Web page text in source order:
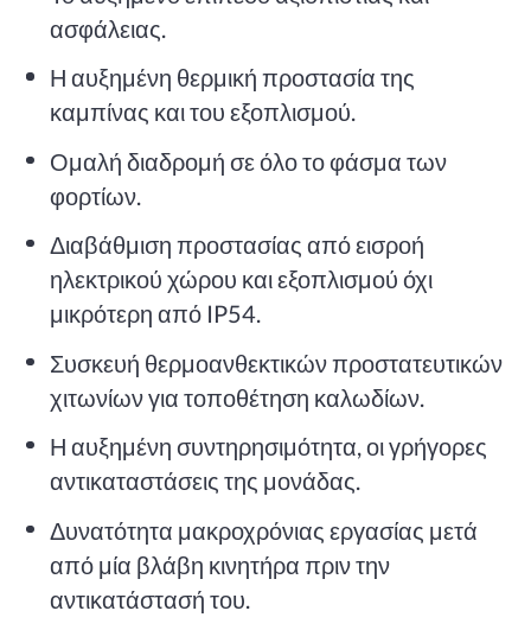
ασφάλειας.
Η αυξημένη θερμική προστασία της
καμπίνας και του εξοπλισμού.
Ομαλή διαδρομή σε όλο το φάσμα των
φορτίων.
Διαβάθμιση προστασίας από εισροή
ηλεκτρικού χώρου και εξοπλισμού όχι
μικρότερη από IP54.
Συσκευή θερμοανθεκτικών προστατευτικών
χιτωνίων για τοποθέτηση καλωδίων.
Η αυξημένη συντηρησιμότητα, οι γρήγορες
αντικαταστάσεις της μονάδας.
Δυνατότητα μακροχρόνιας εργασίας μετά
από μία βλάβη κινητήρα πριν την
αντικατάστασή του.